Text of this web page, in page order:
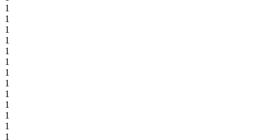
1
1
1
1
1
1
1
1
1
1
1
1
1